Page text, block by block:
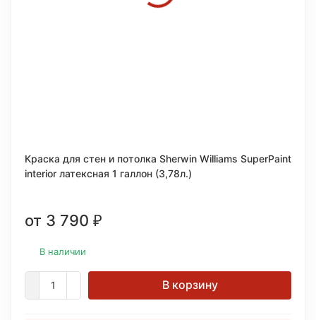
Краска для стен и потолка Sherwin Williams SuperPaint
interior латексная 1 галлон (3,78л.)
от 3 790 ₽
В наличии
В корзину